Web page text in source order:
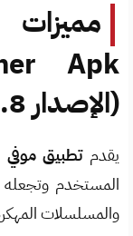
(الإصدار 1.0.8)
يقدمتطبيق موفي
المستخدم وتجعله
والمسلسلات